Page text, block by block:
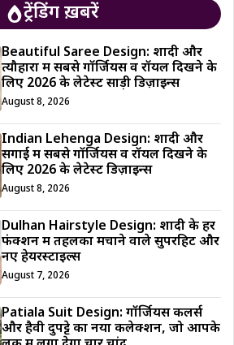
ट्रेंडिंग ख़बरें
Beautiful Saree Design: शादी और
त्यौहारों में सबसे गॉर्जियस व रॉयल दिखने के
लिए 2026 के लेटेस्ट साड़ी डिज़ाइन्स
August 8, 2026
Indian Lehenga Design: शादी और
सगाई में सबसे गॉर्जियस व रॉयल दिखने के
लिए 2026 के लेटेस्ट डिज़ाइन्स
August 8, 2026
Dulhan Hairstyle Design: शादी के हर
फंक्शन में तहलका मचाने वाले सुपरहिट और
नए हेयरस्टाइल्स
August 7, 2026
Patiala Suit Design: गॉर्जियस कलर्स
और हैवी दुपट्टे का नया कलेक्शन, जो आपके